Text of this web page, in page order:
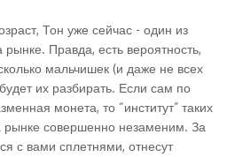
Тон уже сейчас - один из
Правда, есть вероятность,
мальчишек (и даже не всех
их разбирать. Если сам по
монета, то “институт” таких
рынке совершенно незаменим. За
с вами сплетнями, отнесут